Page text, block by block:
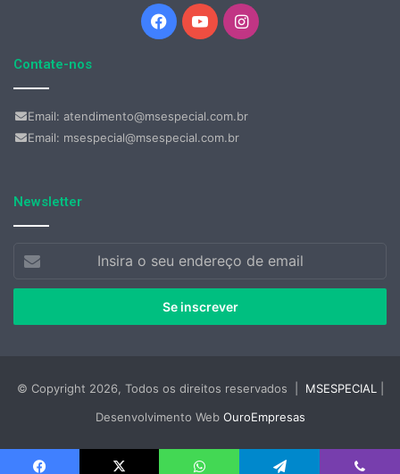
Facebook
YouTubeInstagram
Contate-nos
Email: atendimento@msespecial.com.br
Email: msespecial@msespecial.com.br
Newsletter
seu
de
© Copyright 2026, Todos os direitos reservados | MSESPECIAL
Desenvolvimento Web OuroEmpresas